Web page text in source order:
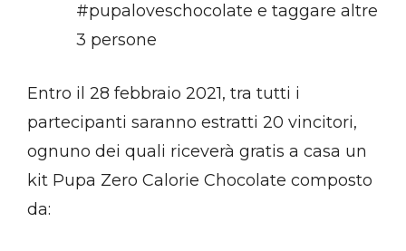
#pupaloveschocolate e taggare altre
3 persone
Entro il 28 febbraio 2021, tra tutti i
partecipanti saranno estratti 20 vincitori,
ognuno dei quali riceverà gratis a casa un
kit Pupa Zero Calorie Chocolate composto
da: